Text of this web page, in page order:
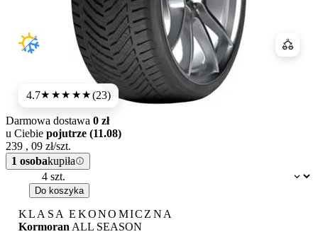
4.7★★★★★(23)
Dostępność:
Darmowa dostawa 0 zł
u Ciebie pojutrze (11.08)
239 , 09 zł/szt.
1 osobakupiła
Do koszyka
KLASA EKONOMICZNA
Kormoran ALL SEASON